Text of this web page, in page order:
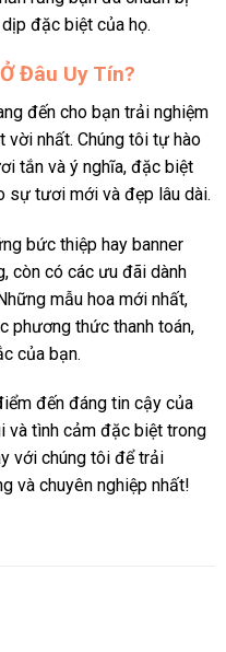
đặc biệt của họ.
Đâu Uy Tín?
đến cho bạn trải nghiệm
nhất. Chúng tôi tự hào
tắn và ý nghĩa, đặc biệt
sự tươi mới và đẹp lâu dài.
bức thiệp hay banner
còn có các ưu đãi dành
mẫu hoa mới nhất,
phương thức thanh toán,
của bạn.
đến đáng tin cậy của
và tình cảm đặc biệt trong
với chúng tôi để trải
và chuyên nghiệp nhất!